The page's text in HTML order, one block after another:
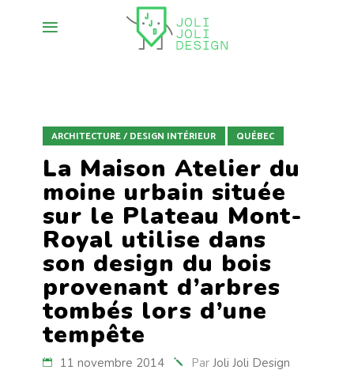
ARCHITECTURE / DESIGN INTÉRIEUR QUÉBEC
La Maison Atelier du
moine urbain située
sur le Plateau Mont-
Royal utilise dans
son design du bois
provenant d’arbres
tombés lors d’une
tempête
11 novembre 2014 Par Joli Joli Design